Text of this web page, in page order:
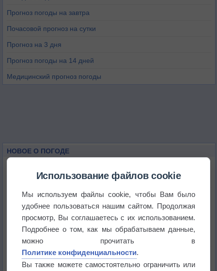
Прогноз погоды на завтра
Почасовой прогноз на сутки
Прогноз на 3 дня
Прогноз погоды на 14 дней
Медицинский прогноз погоды
НОВОЕ О ПОГОДЕ
Приложение построит маршрут через тень
Атмосфера начала замерзать
В Приморье обнаружены морские волны тепла
Использование файлов cookie
Мы используем файлы cookie, чтобы Вам было
удобнее пользоваться нашим сайтом. Продолжая
просмотр, Вы соглашаетесь с их использованием.
Подробнее о том, как мы обрабатываем данные,
можно прочитать в
Политике конфиденциальности.
Вы также можете самостоятельно ограничить или